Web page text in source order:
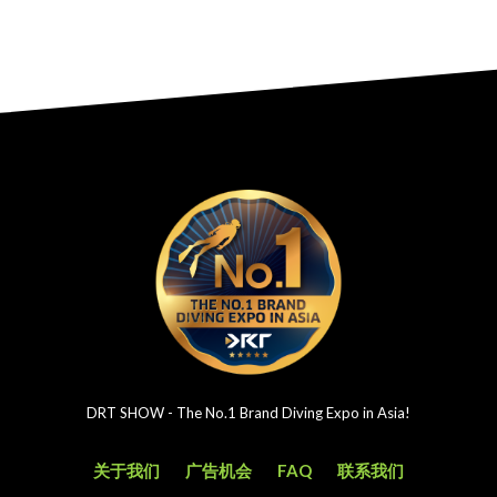
DRT SHOW - The No.1 Brand Diving Expo in Asia!
关于我们 广告机会 FAQ 联系我们